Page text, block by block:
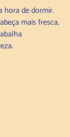
hora de dormir.
mais fresca,